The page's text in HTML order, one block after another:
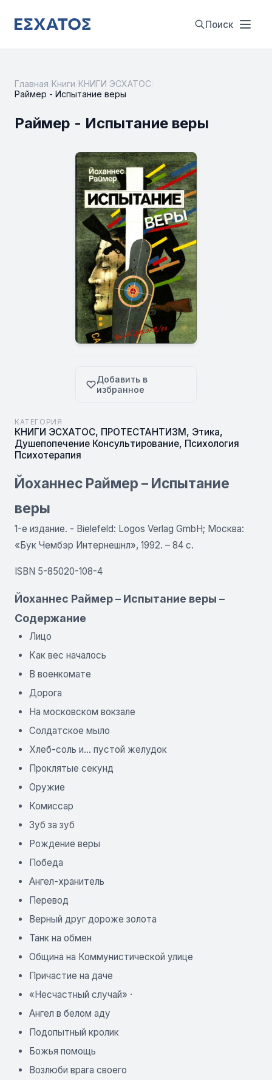
Поиск
Главная Книги КНИГИ ЭСХАТОС
Раймер - Испытание веры
Раймер - Испытание веры
Добавить в
избранное
КАТЕГОРИЯ
КНИГИ ЭСХАТОС, ПРОТЕСТАНТИЗМ , Этика,
Душепопечение Консультирование, Психология
Психотерапия
Йоханнес Раймер – Испытание
веры
1-е издание. - Bielefeld: Logos Verlag GmbH; Москва:
«Бук Чембэр Интернешнл», 1992. – 84 с.
ISBN 5-85020-108-4
Йоханнес Раймер – Испытание веры –
Содержание
Лицо
Как вес началось
В военкомате
Дорога
На московском вокзале
Солдатское мыло
Хлеб-соль и... пустой желудок
Проклятые секунд
Оружие
Комиссар
Зуб за зуб
Рождение веры
Победа
Ангел-хранитель
Перевод
Верный друг дороже золота
Танк на обмен
Община на Коммунистической улице
Причастие на даче
«Несчастный случай» ·
Ангел в белом аду
Подопытный кролик
Божья помощь
Возлюби врага своего